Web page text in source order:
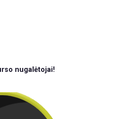
nugalėtojai!